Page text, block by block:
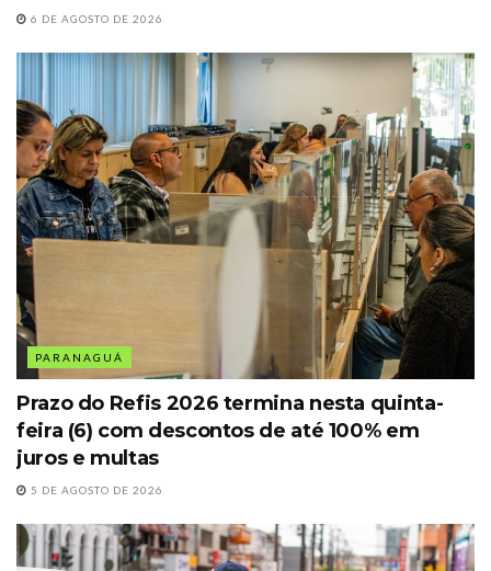
6 DE AGOSTO DE 2026
PARANAGUÁ
Prazo do Refis 2026 termina nesta quinta-
feira (6) com descontos de até 100% em
juros e multas
5 DE AGOSTO DE 2026